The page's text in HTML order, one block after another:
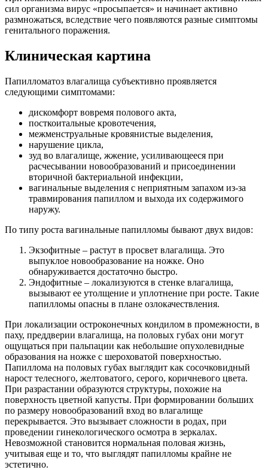
сил организма вирус «просыпается» и начинает активно
размножаться, вследствие чего появляются разные симптомы
генитального поражения.
Клиническая картина
Папилломатоз влагалища субъективно проявляется
следующими симптомами:
дискомфорт вовремя полового акта,
посткоитальные кровотечения,
межменструальные кровянистые выделения,
нарушение цикла,
зуд во влагалище, жжение, усиливающееся при
расчесывании новообразований и присоединении
вторичной бактериальной инфекции,
вагинальные выделения с неприятным запахом из-за
травмирования папиллом и выхода их содержимого
наружу.
По типу роста вагинальные папилломы бывают двух видов:
Экзофитные – растут в просвет влагалища. Это
выпуклое новообразование на ножке. Оно
обнаруживается достаточно быстро.
Эндофитные – локализуются в стенке влагалища,
вызывают ее утолщение и уплотнение при росте. Такие
папилломы опасны в плане озлокачествления.
При локализации остроконечных кондилом в промежности, в
паху, преддверии влагалища, на половых губах они могут
ощущаться при пальпации как небольшие опухолевидные
образования на ножке с шероховатой поверхностью.
Папиллома на половых губах выглядит как сосочковидный
нарост телесного, желтоватого, серого, коричневого цвета.
При разрастании образуются структуры, похожие на
поверхность цветной капусты. При формировании больших
по размеру новообразований вход во влагалище
перекрывается. Это вызывает сложности в родах, при
проведении гинекологического осмотра в зеркалах.
Невозможной становится нормальная половая жизнь,
учитывая еще и то, что выглядят папилломы крайне не
эстетично.